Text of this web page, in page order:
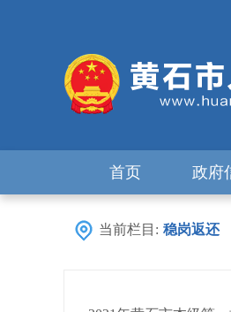
首页 政府
当前栏目: 稳岗返还